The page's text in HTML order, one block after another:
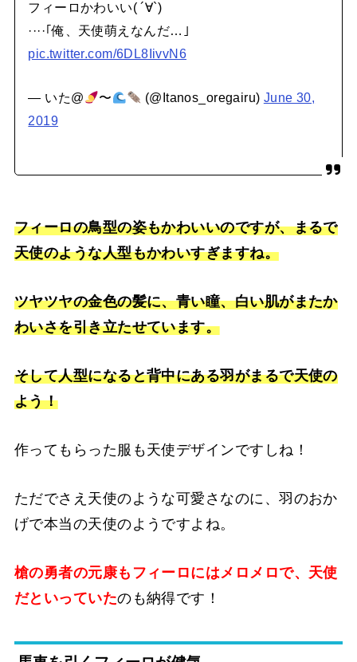
フィーロかわいい( ´∀`)
····｢俺、天使萌えなんだ…｣
pic.twitter.com/6DL8IivvN6
— いた@ 〜 (@Itanos_oregairu) June 30,
2019
フィーロの鳥型の姿もかわいいのですが、まるで
天使のような人型もかわいすぎますね。
ツヤツヤの金色の髪に、青い瞳、白い肌がまたか
わいさを引き立たせています。
そして人型になると背中にある羽がまるで天使の
よう！
作ってもらった服も天使デザインですしね！
ただでさえ天使のような可愛さなのに、羽のおか
げで本当の天使のようですよね。
槍の勇者の元康もフィーロにはメロメロで、天使
だといっていたのも納得です！